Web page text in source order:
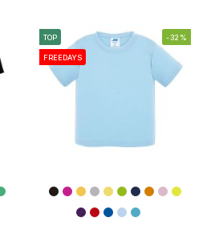
TOP
FREEDAYS
-32%